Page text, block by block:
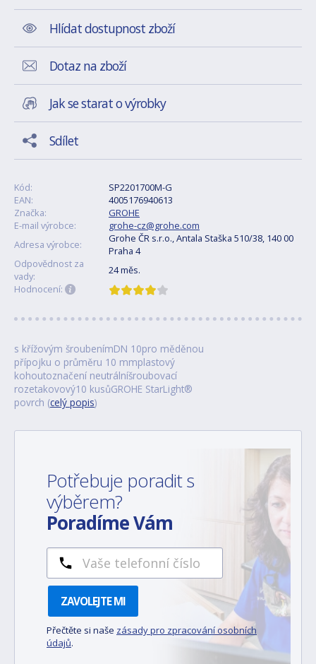
Hlídat dostupnost zboží
Dotaz na zboží
Jak se starat o výrobky
Sdílet
Kód:
SP2201700M-G
EAN:
4005176940613
Značka:
GROHE
E-mail výrobce:
grohe-cz@grohe.com
Adresa výrobce:
Grohe ČR s.r.o., Antala Staška 510/38, 140 00
Praha 4
Odpovědnost za
vady:
24 měs.
Hodnocení:
s křížovým šroubenímDN 10pro měděnou
přípojku o průměru 10 mmplastový
kohoutoznačení neutrálníšroubovací
rozetakovový10 kusůGROHE StarLight®
povrch (celý popis)
Potřebuje poradit s
výběrem?
Poradíme Vám
ZAVOLEJTE MI
Přečtěte si naše zásady pro zpracování osobních
údajů.